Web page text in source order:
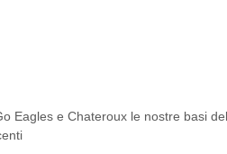
Eagles e Chateroux le nostre basi